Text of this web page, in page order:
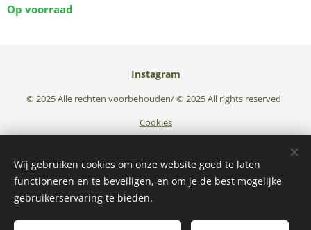
Op voorraad
Instagram
© 2025 Alle rechten voorbehouden/ © 2025 All rights reserved
Cookies
Wij gebruiken cookies om onze website goed te laten
functioneren en te beveiligen, en om je de best mogelijke
gebruikerservaring te bieden.